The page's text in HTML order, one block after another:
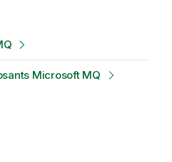
Microsoft MQ